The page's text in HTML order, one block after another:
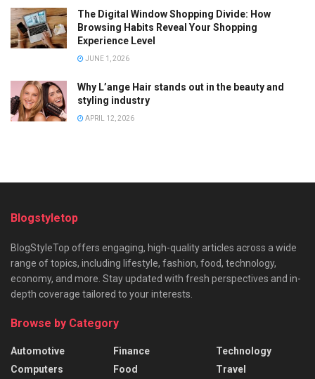
The Digital Window Shopping Divide: How
Browsing Habits Reveal Your Shopping
Experience Level
JUNE 1, 2026
Why L’ange Hair stands out in the beauty and
styling industry
APRIL 12, 2026
Blogstyletop
BlogStyleTop offers engaging, high-quality articles across a wide
range of topics, including lifestyle, fashion, food, technology,
economy, and more. Stay updated with fresh perspectives and in-
depth coverage tailored to your interests.
Browse by Category
Automotive
Computers
Finance
Food
Technology
Travel